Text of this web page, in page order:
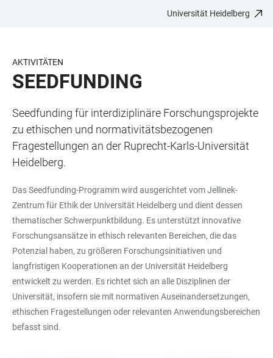
BARRIEREFREIHEIT
Universität Heidelberg
AKTIVITÄTEN
SEEDFUNDING
Seedfunding für interdiziplinäre Forschungsprojekte
zu ethischen und normativitätsbezogenen
Fragestellungen an der Ruprecht-Karls-Universität
Heidelberg.
Das Seedfunding-Programm wird ausgerichtet vom Jellinek-
Zentrum für Ethik der Universität Heidelberg und dient dessen
thematischer Schwerpunktbildung. Es unterstützt innovative
Forschungsansätze in ethisch relevanten Bereichen, die das
Potenzial haben, zu größeren Forschungsinitiativen und
langfristigen Kooperationen an der Universität Heidelberg
entwickelt zu werden. Es richtet sich an alle Disziplinen der
Universität, insofern sie mit normativen Auseinandersetzungen,
ethischen Fragestellungen oder relevanten Anwendungsbereichen
befasst sind.